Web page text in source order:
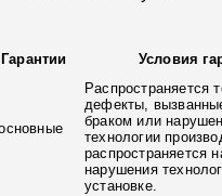
Условия
Распространяется
дефекты,
браком или
технологии
распространяется
нарушения
установке.